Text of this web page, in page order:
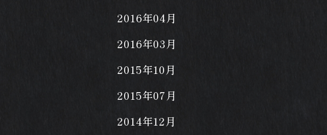
2016年04月
2016年03月
2015年10月
2015年07月
2014年12月